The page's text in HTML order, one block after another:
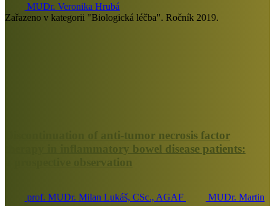
MUDr. Veronika Hrubá
Zařazeno v kategorii "Biologická léčba". Ročník 2019.
Discontinuation of anti-tumor necrosis factor
therapy in inflammatory bowel disease patients:
a prospective observation
prof. MUDr. Milan Lukáš, CSc., AGAF MUDr. Martin